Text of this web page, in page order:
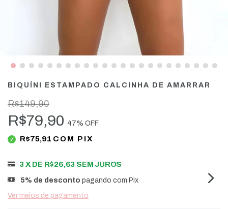
BIQUÍNI ESTAMPADO CALCINHA DE AMARRAR
R$149,90
R$79,90 47% OFF
R$75,91 COM PIX
3 X DE R$26,63 SEM JUROS
5% de desconto pagando com Pix
Ver meios de pagamento